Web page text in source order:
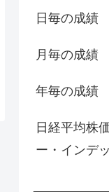
日毎の成績
月毎の成績
年毎の成績
日経平均株
ー・インデ